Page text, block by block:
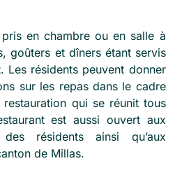
en chambre ou en salle à
goûters et dîners étant servis
Les résidents peuvent donner
sur les repas dans le cadre
restauration qui se réunit tous
est aussi ouvert aux
résidents ainsi qu’aux
de Millas.